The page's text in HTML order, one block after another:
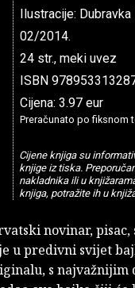
Ilustracije:
02/2014.
24 str., meki uvez
ISBN
Cijena: 3.97 eur
Preračunato po fiksnom
Cijene knjiga su
knjige iz tiska.
nakladnika ili u
knjiga, potražite ih u
novinar,
u predivni svijet
s